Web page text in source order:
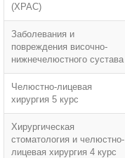
(ХРАС)
Заболевания и
повреждения височно-
нижнечелюстного сустава
Челюстно-лицевая
хирургия 5 курс
Хирургическая
стоматология и челюстно-
лицевая хирургия 4 курс